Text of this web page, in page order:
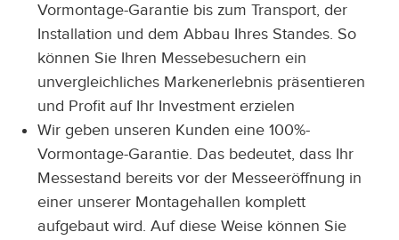
Vormontage-Garantie bis zum Transport, der
Installation und dem Abbau Ihres Standes. So
können Sie Ihren Messebesuchern ein
unvergleichliches Markenerlebnis präsentieren
und Profit auf Ihr Investment erzielen
Wir geben unseren Kunden eine 100%-
Vormontage-Garantie. Das bedeutet, dass Ihr
Messestand bereits vor der Messeeröffnung in
einer unserer Montagehallen komplett
aufgebaut wird. Auf diese Weise können Sie